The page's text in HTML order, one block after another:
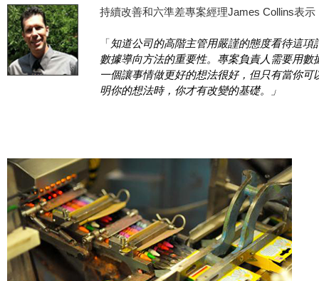
持續改善和六準差專案經理James Collins表示
「知道公司的高階主管用嚴謹的態度看待這項
數據導向方法的重要性。專案負責人需要用數
一個讓事情做更好的想法很好，但只有當你可
明你的想法時，你才有改變的基礎。」